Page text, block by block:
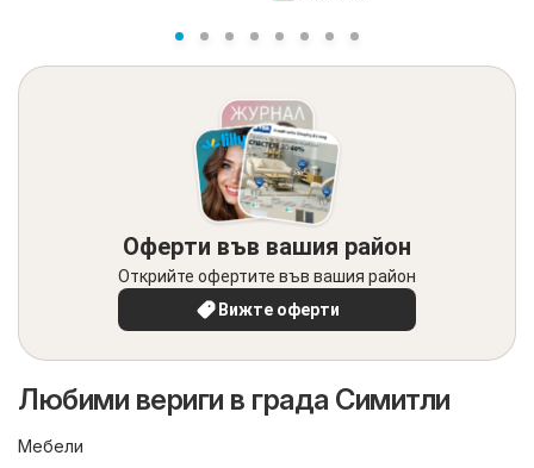
Оферти във вашия район
Открийте офертите във вашия район
Вижте оферти
Любими вериги в града Симитли
Мебели